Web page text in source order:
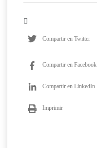
Compartir en Twitter
Compartir en Facebook
Compartir en LinkedIn
Imprimir